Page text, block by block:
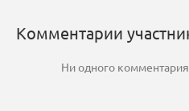
Комментарии
Ни одного